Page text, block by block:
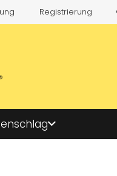
Registrierung